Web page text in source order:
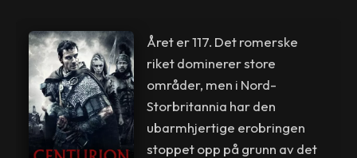
Året er 117. Det romerske
riket dominerer store
områder, men i Nord-
Storbritannia har den
ubarmhjertige erobringen
stoppet opp på grunn av det